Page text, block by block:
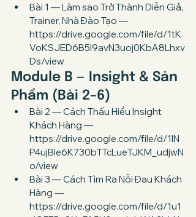
Bài 1 — Làm sao Trở Thành Diễn Giả,
Trainer, Nhà Đào Tạo —
https://drive.google.com/file/d/1tK
VoKSJED6B5I9avN3uoj0KbA8Lhxv
Ds/view
Module B — Insight & Sản
Phẩm (Bài 2–6)
Bài 2 — Cách Thấu Hiểu Insight
Khách Hàng —
https://drive.google.com/file/d/1IN
P4ujBle6K730bTTcLueTJKM_udjwN
o/view
Bài 3 — Cách Tìm Ra Nỗi Đau Khách
Hàng —
https://drive.google.com/file/d/1u1